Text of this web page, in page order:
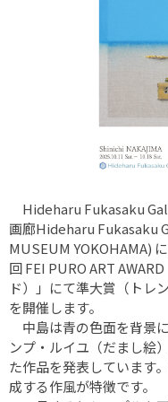
Hideharu Fukasaku
画廊Hideharu Fukasaku
MUSEUM YOKOHAMA)
回 FEI PURO ART
ド）」にて準大賞（トレ
を開催します。
中島は青の色面を背景
ンプ・ルイユ（だまし絵
た作品を発表しています
成する作風が特徴です。